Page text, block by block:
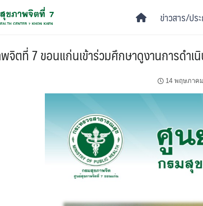
ข่าวสาร/ปร
จิตที่ 7 ขอนแก่นเข้าร่วมศึกษาดูงานการด
14 พฤษภาค